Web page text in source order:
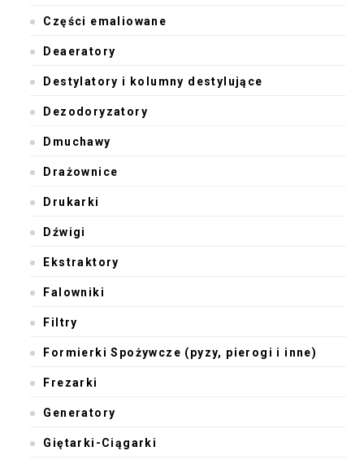
Części emaliowane
Deaeratory
Destylatory i kolumny destylujące
Dezodoryzatory
Dmuchawy
Drażownice
Drukarki
Dźwigi
Ekstraktory
Falowniki
Filtry
Formierki Spożywcze (pyzy, pierogi i inne)
Frezarki
Generatory
Giętarki-Ciągarki